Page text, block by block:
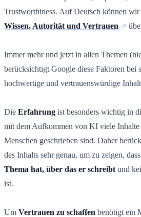
Trustworthiness. Auf Deutsch können wir
Wissen, Autorität und Vertrauen
Immer mehr und jetzt in allen Themen
berücksichtigt Google diese Faktoren bei
hochwertige und vertrauenswürdige
Die Erfahrung ist besonders wichtig in
mit dem Aufkommen von KI viele Inhalte
Menschen geschrieben sind. Daher
des Inhalts sehr genau, um zu zeigen,
Thema hat, über das er schreibt und
ist.
Um Vertrauen zu schaffen benötigt ein